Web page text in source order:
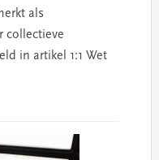
als
collectieve
in artikel 1:1 Wet